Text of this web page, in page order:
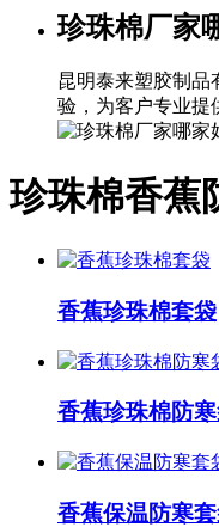
珍珠棉厂家
昆明泰来塑胶制品
验，为客户专业提
珍珠棉香蕉
香蕉珍珠棉套袋
香蕉珍珠棉防
香蕉保温防寒